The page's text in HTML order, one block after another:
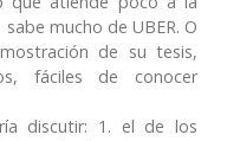
mucho de UBER. O
de su tesis,
fáciles de conocer
discutir: 1. el de los